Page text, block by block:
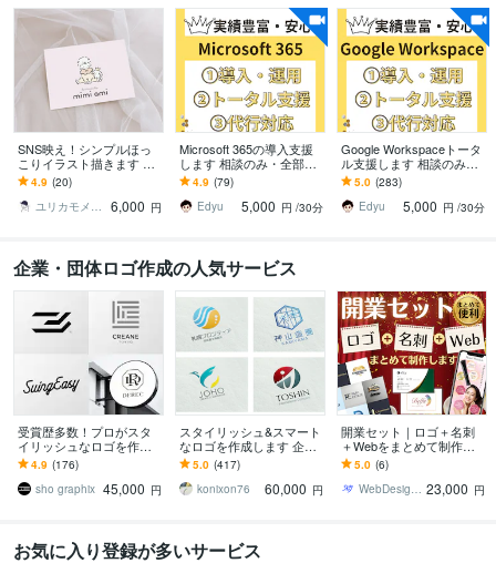
SNS映え！シンプルほっ
こりイラスト描きます AI
とは違う、手書きの心温
まるほっこりイラストで
す
4.9 (20)
ユリカモメ_Yuriiiikamome
6,000 円
Microsoft 365の導入支援
します 相談のみ・全部お
任せでもOK！現役管理者
がしっかりサポート！
4.9 (79)
Edyu
5,000 円 /30分
Google Workspaceトータ
ル支援します 相談のみ・
全部お任せでもOK！現役
管理者がしっかりサポー
ト！
5.0 (283)
Edyu
5,000 円 /30分
企業・団体ロゴ作成の人気サービス
受賞歴多数！プロがスタ
イリッシュなロゴを作成
します 企業／個人実績多
数 想いを丁寧にカタチ
にします
4.9 (176)
sho graphix 45,000 円
スタイリッシュ&スマート
なロゴを作成します 企業
や店舗、サービスのロゴ
をつくります！
5.0 (417)
konixon76
60,000 円
開業セット｜ロゴ＋名刺
＋Webをまとめて制作し
ます HP・LP対応｜必要に
応じてWeb制作も、ご相
談いただけます
5.0 (6)
WebDesign研究所 sky 23,000 円
お気に入り登録が多いサービス